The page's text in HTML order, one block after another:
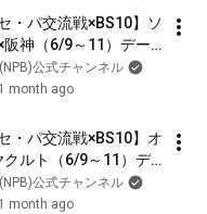
・パ交流戦×BS10】ソ
阪神（6/9～11）デー
ハイライト
公式チャンネル
1 month ago
・パ交流戦×BS10】オ
クルト（6/9～11）デ
！ハイライト
公式チャンネル
1 month ago